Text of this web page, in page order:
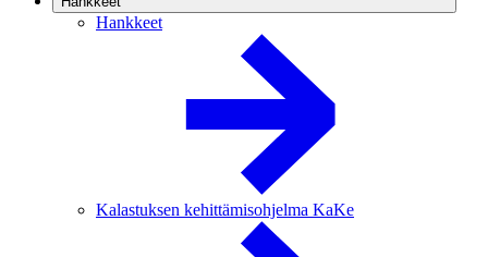
Hankkeet
Kalastuksen kehittämisohjelma KaKe